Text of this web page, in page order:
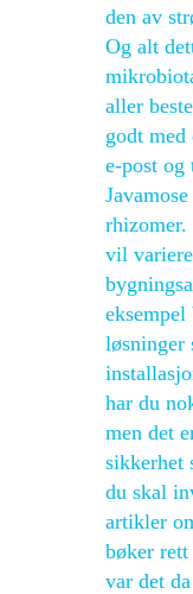
den av
Og alt
aller
godt
e-post
rhizomer.
vil
løsninger
har du
men det
sikkerhet
du skal
artikler
bøker
var det